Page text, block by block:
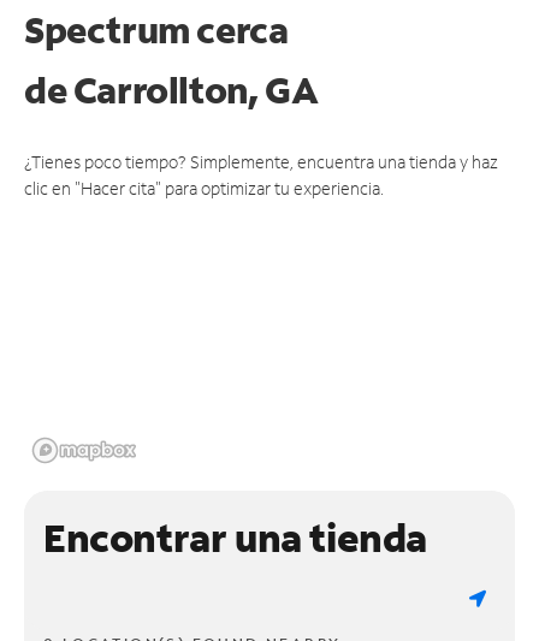
Spectrum cerca
deCarrollton, GA
¿Tienes poco tiempo? Simplemente, encuentra una tienda y haz
clic en "Hacer cita" para optimizar tu experiencia.
Encontrar una tienda